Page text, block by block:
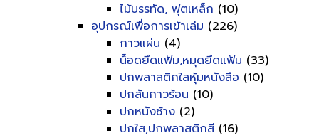
ไม้บรรทัด, ฟุตเหล็ก (10)
อุปกรณ์เพื่อการเข้าเล่ม (226)
กาวแผ่น (4)
น็อดยึดแฟ้ม,หมุดยึดแฟ้ม (33)
ปกพลาสติกใสหุ้มหนังสือ (10)
ปกสันกาวร้อน (10)
ปกหนังช้าง (2)
ปกใส,ปกพลาสติกสี (16)